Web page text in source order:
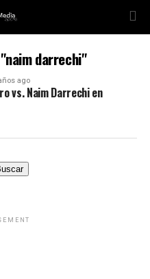
darrechi"
ago
vs. Naim Darrechi en